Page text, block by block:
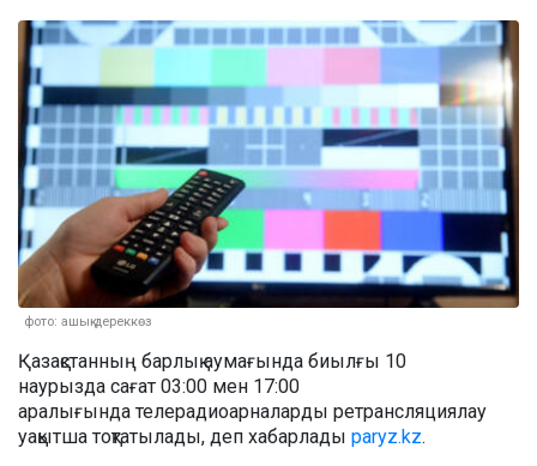
фото: ашық дереккөз
Қазақстанның барлық аумағында биылғы 10
наурызда сағат 03:00 мен 17:00
аралығында телерадиоарналарды ретрансляциялау
уақытша тоқтатылады, деп хабарлады paryz.kz.